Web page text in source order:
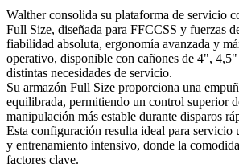
Walther consolida su plataforma de servicio
Full Size, diseñada para FFCCSS y fuerzas
fiabilidad absoluta, ergonomía avanzada y
operativo, disponible con cañones de 4",
distintas necesidades de servicio.
Su armazón Full Size proporciona una
equilibrada, permitiendo un control superior
manipulación más estable durante disparos
Esta configuración resulta ideal para
y entrenamiento intensivo, donde la
factores clave.